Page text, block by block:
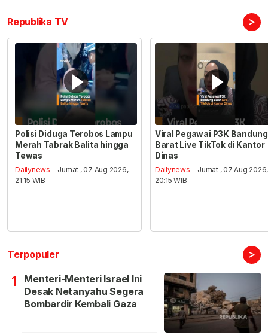
Republika TV >
Polisi Diduga Terobos Lampu
Merah Tabrak Balita hingga
Tewas
Dailynews - Jumat , 07 Aug 2026,
21:15 WIB
Viral Pegawai P3K Bandung
Barat Live TikTok di Kantor
Dinas
Dailynews - Jumat , 07 Aug 2026,
20:15 WIB
Terpopuler >
1
Menteri-Menteri Israel Ini
Desak Netanyahu Segera
Bombardir Kembali Gaza